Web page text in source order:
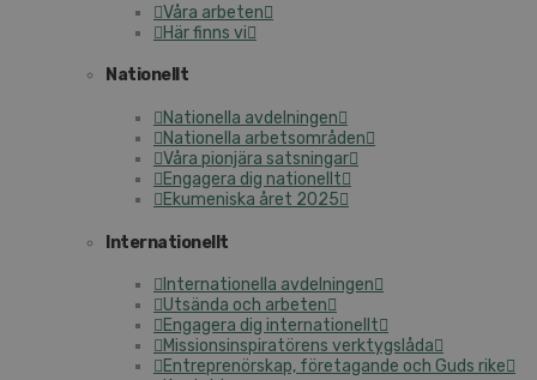
Våra arbeten
Här finns vi
Nationellt
Nationella avdelningen
Nationella arbetsområden
Våra pionjära satsningar
Engagera dig nationellt
Ekumeniska året 2025
Internationellt
Internationella avdelningen
Utsända och arbeten
Engagera dig internationellt
Missionsinspiratörens verktygslåda
Entreprenörskap, företagande och Guds rike